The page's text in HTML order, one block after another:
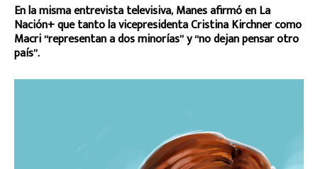
En la misma entrevista televisiva, Manes afirmó en La
Nación+ que tanto la vicepresidenta Cristina Kirchner como
Macri “representan a dos minorías” y “no dejan pensar otro
país”.